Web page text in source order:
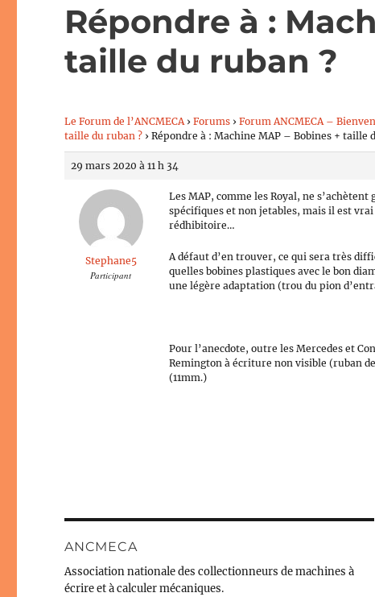
Répondre à :
taille du ruban ?
Le Forum de l’ANCMECA › Forums › Forum ANCMECA –
taille du ruban ? › Répondre à : Machine MAP – Bobines + taille
29 mars 2020 à 11 h 34
Stephane5
Participant
Les MAP, comme les Royal, ne
spécifiques et non jetables, mais il est
rédhibitoire…
A défaut d’en trouver, ce qui sera très
quelles bobines plastiques avec le bon
une légère adaptation (trou du pion
Pour l’anecdote, outre les Mercedes et
Remington à écriture non visible (ruban
(11mm.)
ANCMECA
Association nationale des collectionneurs de machines à
écrire et à calculer mécaniques.